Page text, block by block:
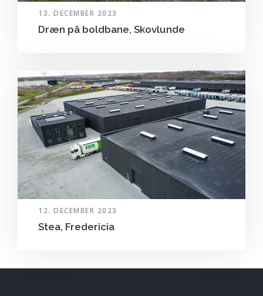
13. DECEMBER 2023
Dræn på boldbane, Skovlunde
12. DECEMBER 2023
Stea, Fredericia